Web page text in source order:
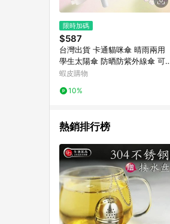
限時加碼
$587
台灣出貨 卡通貓咪傘 晴雨兩用
學生太陽傘 防晒防紫外線傘 可
遮陽傘 自動傘 黑膠 雨傘 陽傘 遮
蝦皮購物
10%
熱銷排行榜